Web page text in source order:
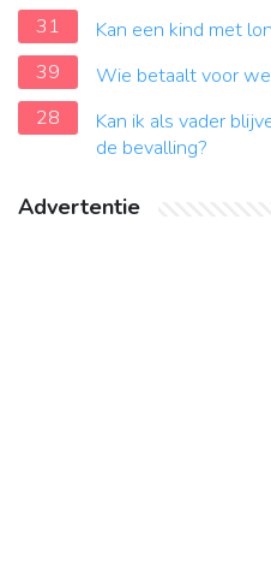
31
Kan een kind met
39
Wie betaalt voor
28
Kan ik als vader
de bevalling?
Advertentie